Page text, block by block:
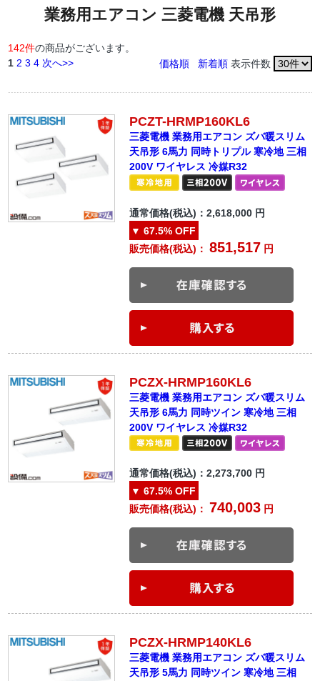
業務用エアコン 三菱電機 天吊形
142件の商品がございます。
価格順
新着順表示件数
1 2 3 4 次へ>>
PCZT-HRMP160KL6
三菱電機 業務用エアコン ズバ暖スリム
天吊形 6馬力 同時トリプル 寒冷地 三相
200V ワイヤレス 冷媒R32
通常価格(税込)：2,618,000 円
▼ 67.5% OFF
販売価格(税込)：851,517 円
PCZX-HRMP160KL6
三菱電機 業務用エアコン ズバ暖スリム
天吊形 6馬力 同時ツイン 寒冷地 三相
200V ワイヤレス 冷媒R32
通常価格(税込)：2,273,700 円
▼ 67.5% OFF
販売価格(税込)： 740,003 円
PCZX-HRMP140KL6
三菱電機 業務用エアコン ズバ暖スリム
天吊形 5馬力 同時ツイン 寒冷地 三相